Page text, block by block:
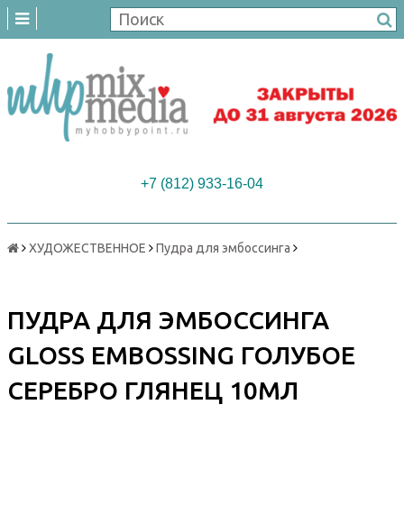
+7 (812) 933-16-04
ХУДОЖЕСТВЕННОЕ Пудра для эмбоссинга
ПУДРА ДЛЯ ЭМБОССИНГА
GLOSS EMBOSSING ГОЛУБОЕ
СЕРЕБРО ГЛЯНЕЦ 10МЛ